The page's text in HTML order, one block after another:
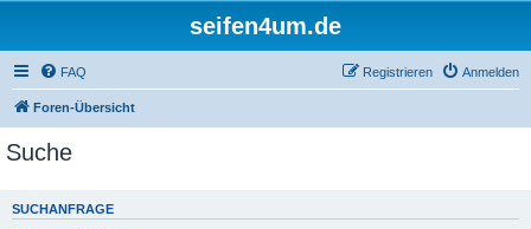
seifen4um.de
FAQ Anmelden
Registrieren
Foren-Übersicht
Suche
SUCHANFRAGE